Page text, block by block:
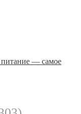
— самое